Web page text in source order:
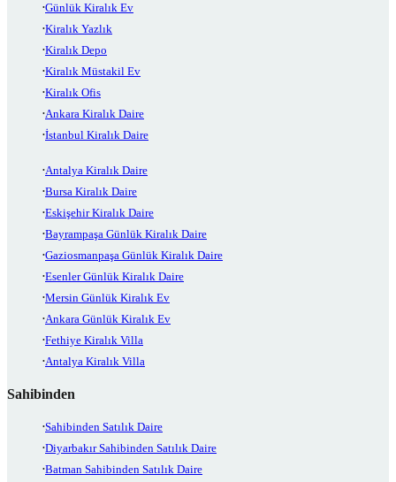
Günlük Kiralık Ev
Kiralık Yazlık
Kiralık Depo
Kiralık Müstakil Ev
Kiralık Ofis
Ankara Kiralık Daire
İstanbul Kiralık Daire
Antalya Kiralık Daire
Bursa Kiralık Daire
Eskişehir Kiralık Daire
Bayrampaşa Günlük Kiralık Daire
Gaziosmanpaşa Günlük Kiralık Daire
Esenler Günlük Kiralık Daire
Mersin Günlük Kiralık Ev
Ankara Günlük Kiralık Ev
Fethiye Kiralık Villa
Antalya Kiralık Villa
Sahibinden
Sahibinden Satılık Daire
Diyarbakır Sahibinden Satılık Daire
Batman Sahibinden Satılık Daire